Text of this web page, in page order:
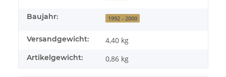
Baujahr: 1992 - 2000
Versandgewicht: 4,40 kg
Artikelgewicht: 0,86 kg